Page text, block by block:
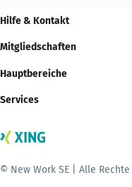
Hilfe & Kontakt
Mitgliedschaften
Hauptbereiche
Services
© New Work SE | Alle